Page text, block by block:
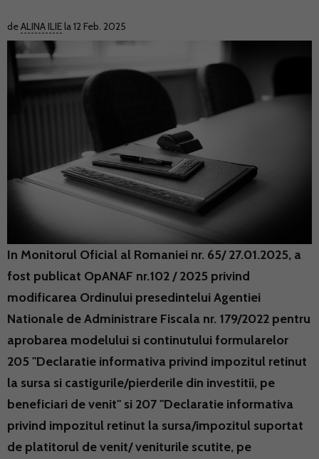
deALINA ILIE la 12 Feb. 2025
In Monitorul Oficial al Romaniei nr. 65/ 27.01.2025, a
fost publicat OpANAF nr.102 / 2025 privind
modificarea Ordinului presedintelui Agentiei
Nationale de Administrare Fiscala nr. 179/2022 pentru
aprobarea modelului si continutului formularelor
205 "Declaratie informativa privind impozitul retinut
la sursa si castigurile/pierderile din investitii, pe
beneficiari de venit" si 207 "Declaratie informativa
privind impozitul retinut la sursa/impozitul suportat
de platitorul de venit/ veniturile scutite, pe